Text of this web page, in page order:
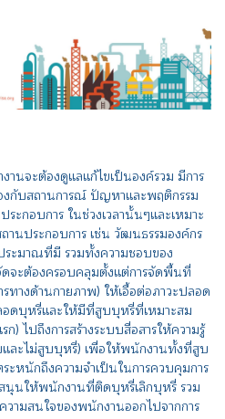
นจะต้องดูแลแก้ไขเป็นองค์รวม มีการ
กับสถานการณ์ ปัญหาและพฤติกรรม
ะกอบการ ในช่วงเวลานั้นๆและเหมาะ
นประกอบการ เช่น วัฒนธรรมองค์กร
ระมาณที่มี รวมทั้งความชอบของ
จะต้องครอบคลุมตั้งแต่การจัดพื้นที่
ทางด้านกายภาพ) ให้เอื้อต่อภาวะปลอด
อดบุหรี่และให้มีที่สูบบุหรี่ที่เหมาะสม
) ไปถึงการสร้างระบบสื่อสารให้ความรู้
ละไม่สูบบุหรี่) เพื่อให้พนักงานทั้งที่สูบ
ะหนักถึงความจำเป็นในการควบคุมการ
นุนให้พนักงานที่ติดบุหรี่เลิกบุหรี่ รวม
ามสนใจของพนักงานออกไปจากการ